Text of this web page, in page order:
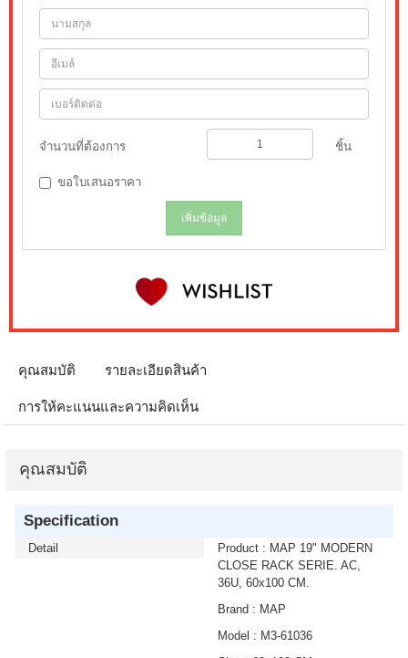
จำนวนที่ต้องการ ชิ้น
ขอใบเสนอราคา
เพิ่มข้อมูล
คุณสมบัติ รายละเอียดสินค้า
การให้คะแนนและความคิดเห็น
คุณสมบัติ
Specification
Detail
Product : MAP 19" MODERN
CLOSE RACK SERIE. AC,
36U, 60x100 CM.
Brand : MAP
Model : M3-61036